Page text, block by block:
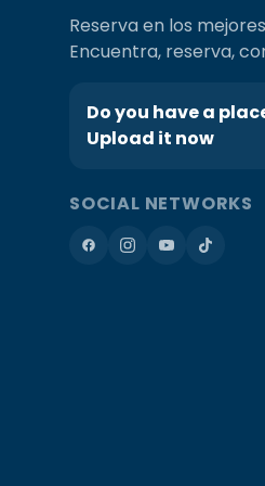
Reserva en los
Encuentra, reserva,
Do you have a
Upload it now
SOCIAL NETWORKS